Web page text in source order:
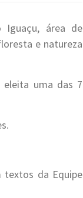
Iguaçu, área de
e natureza
eleita uma das 7
textos da Equipe